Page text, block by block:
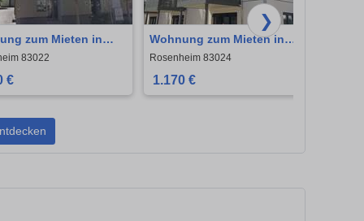
zum Mieten in
1.680 € 116 m²
83022
€
Wohnung zum Mieten in
Rosenheim 1.170 € 64.56 m²
Rosenheim 83024
1.170 €
❯